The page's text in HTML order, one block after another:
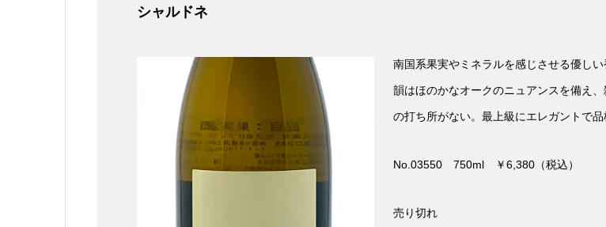
シャルドネ
南国系果実やミネラルを感じさせる優し
韻はほのかなオークのニュアンスを備え
の打ち所がない。最上級にエレガントで品
No.03550 750ml ￥6,380（税込）
売り切れ